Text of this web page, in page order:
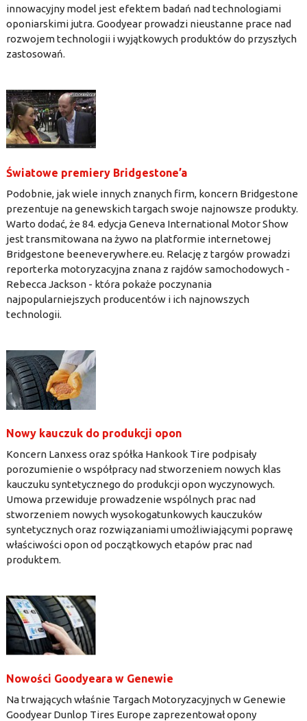
innowacyjny model jest efektem badań nad technologiami
oponiarskimi jutra. Goodyear prowadzi nieustanne prace nad
rozwojem technologii i wyjątkowych produktów do przyszłych
zastosowań.
Światowe premiery Bridgestone’a
Podobnie, jak wiele innych znanych firm, koncern Bridgestone
prezentuje na genewskich targach swoje najnowsze produkty.
Warto dodać, że 84. edycja Geneva International Motor Show
jest transmitowana na żywo na platformie internetowej
Bridgestone beeneverywhere.eu. Relację z targów prowadzi
reporterka motoryzacyjna znana z rajdów samochodowych -
Rebecca Jackson - która pokaże poczynania
najpopularniejszych producentów i ich najnowszych
technologii.
Nowy kauczuk do produkcji opon
Koncern Lanxess oraz spółka Hankook Tire podpisały
porozumienie o współpracy nad stworzeniem nowych klas
kauczuku syntetycznego do produkcji opon wyczynowych.
Umowa przewiduje prowadzenie wspólnych prac nad
stworzeniem nowych wysokogatunkowych kauczuków
syntetycznych oraz rozwiązaniami umożliwiającymi poprawę
właściwości opon od początkowych etapów prac nad
produktem.
Nowości Goodyeara w Genewie
Na trwających właśnie Targach Motoryzacyjnych w Genewie
Goodyear Dunlop Tires Europe zaprezentował opony